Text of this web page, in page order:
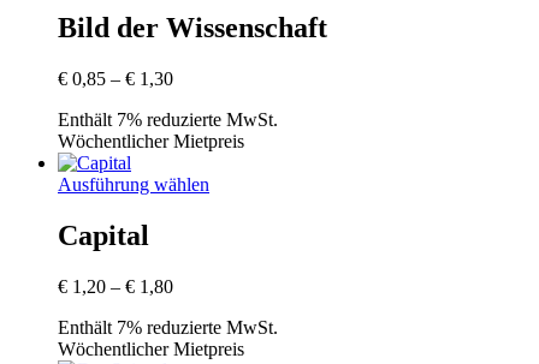
Bild der Wissenschaft
€ 0,85 – € 1,30Preisspanne:
bis
€ 1,30
Enthält 7% reduzierte MwSt.
Wöchentlicher Mietpreis
Ausführung wählen
Capital
€ 1,20 – € 1,80Preisspanne:
bis
€ 1,80
Enthält 7% reduzierte MwSt.
Wöchentlicher Mietpreis